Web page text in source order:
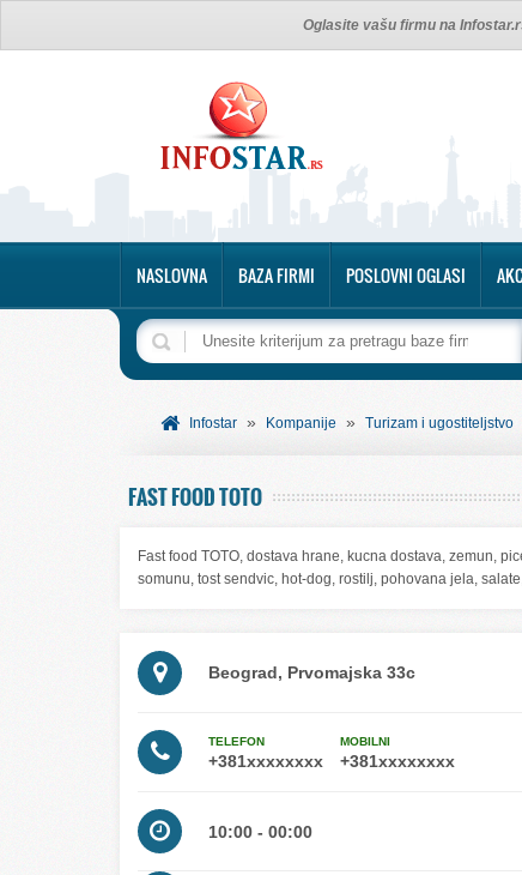
Oglasite vašu firmu na
NASLOVNA BAZA FIRMI POSLOVNI OGLASI
Infostar » Kompanije » Turizam i ugostiteljstvo
FAST FOOD TOTO
Fast food TOTO, dostava hrane, kucna dostava, zemun,
somunu, tost sendvic, hot-dog, rostilj, pohovana jela,
Beograd, Prvomajska 33c
TELEFON MOBILNI
10:00 - 00:00